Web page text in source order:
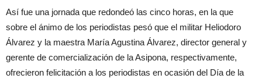
Así fue una jornada que redondeó las cinco horas, en la que
sobre el ánimo de los periodistas pesó que el militar Heliodoro
Álvarez y la maestra María Agustina Álvarez, director general y
gerente de comercialización de la Asipona, respectivamente,
ofrecieron felicitación a los periodistas en ocasión del Día de la